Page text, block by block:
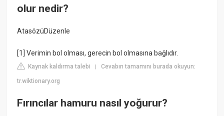
olur nedir?
AtasözüDüzenle
[1] Verimin bol olması, gerecin bol olmasına bağlıdır.
Kaynak kaldırma talebi |Cevabın tamamını burada okuyun:
tr.wiktionary.org
Fırıncılar hamuru nasıl yoğurur?